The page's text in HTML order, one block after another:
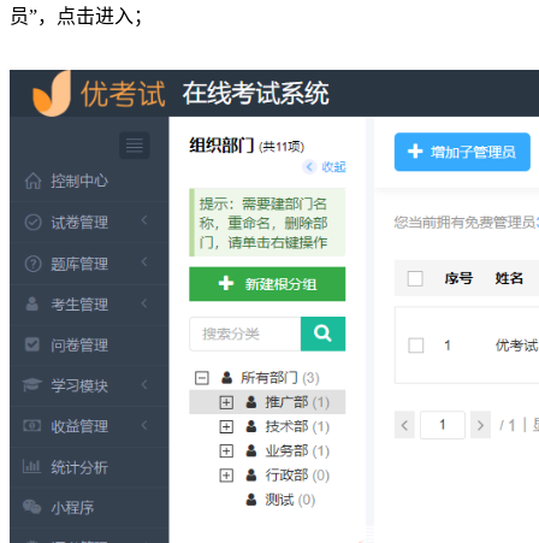
员”，点击进入；